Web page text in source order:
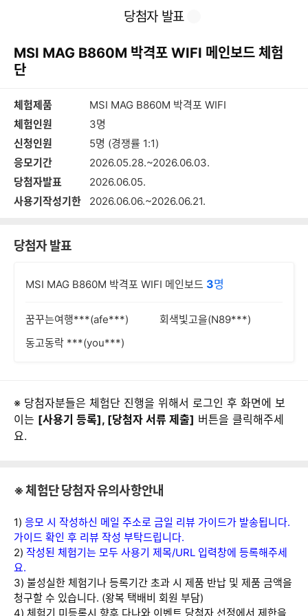
당첨자 발표
기
MSI MAG B860M 박격포 WIFI 메인보드 체험
단
체험제품
MSI MAG B860M 박격포 WIFI
체험인원
3명
신청인원
5명 (경쟁률 1:1)
응모기간
2026.05.28.~2026.06.03.
당첨자발표
2026.06.05.
사용기작성기한
2026.06.06.~2026.06.21.
당첨자 발표
MSI MAG B860M 박격포 WIFI 메인보드 3명
꿈꾸는여행***(afe***)
회색빛고을(N89***)
동고동락 ***(you***)
※ 당첨자분들은 체험단 진행을 위해서 로그인 후 화면에 보
이는 [사용기 등록], [당첨자 서류 제출] 버튼을 클릭해주세
요.
※ 체험단 당첨자 유의사항안내
1) 응모 시 작성하신 메일 주소로 금일 리뷰 가이드가 발송됩니다.
가이드 확인 후 리뷰 작성 부탁드립니다.
2) 작성된 체험기는 모두 사용기 제목/URL 입력창에 등록해주세
요.
3) 불성실한 체험기나 등록기간 초과 시 제품 반납 및 제품 금액을
청구할 수 있습니다. (왕복 택배비 회원 부담)
4) 체험기 미등록시 향후 다나와 이벤트 당첨자 선정에서 제한을